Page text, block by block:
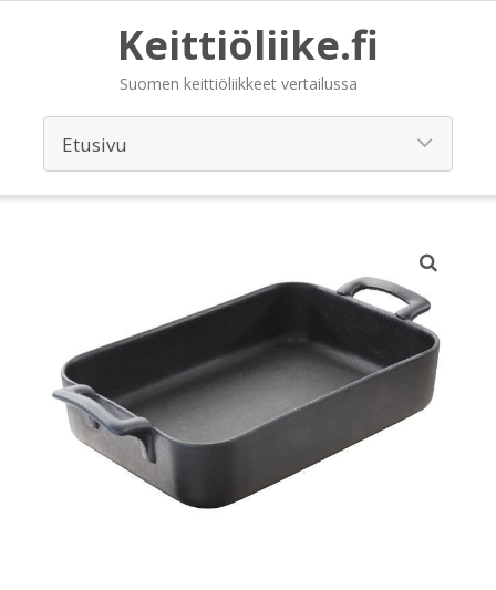
Keittiöliike.fi
Suomen keittiöliikkeet vertailussa